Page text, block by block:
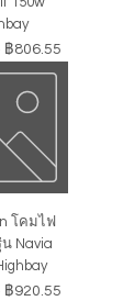
ราคาขายลด
฿806.55
โคมไฟ
น Navia
ราคาขายลด
฿920.55